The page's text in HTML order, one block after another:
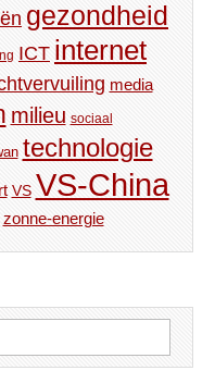
gezondheid
ICT internet
media
milieu sociaal
technologie
VS VS-China
zonne-energie